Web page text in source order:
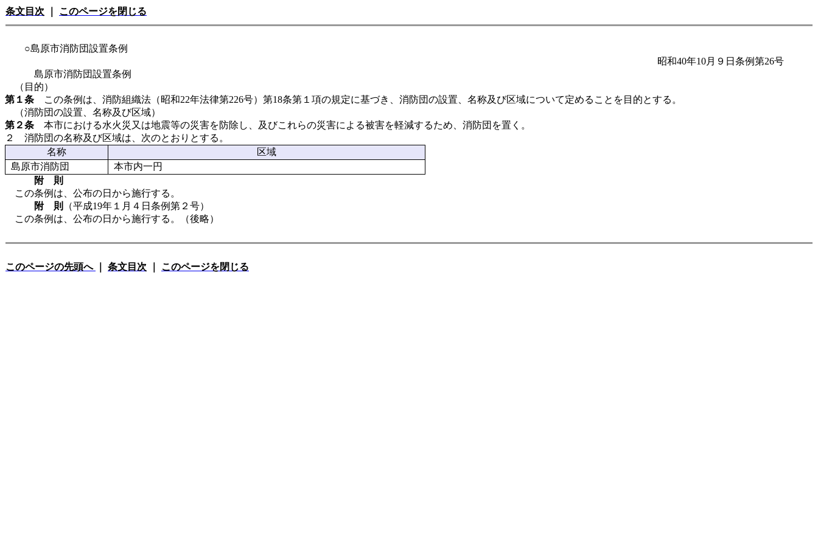
条文目次 このページを閉じる
○島原市消防団設置条例
昭和40年10月９日条例第26号
島原市消防団設置条例
（目的）
第１条 この条例は、消防組織法（昭和22年法律第226号）第18条第１項の規定に基づき、消防団の設置、名称及び区域について定めることを目的とする。
（消防団の設置、名称及び区域）
第２条 本市における水火災又は地震等の災害を防除し、及びこれらの災害による被害を軽減するため、消防団を置く。
２ 消防団の名称及び区域は、次のとおりとする。
名称
区域
島原市消防団
本市内一円
附 則
この条例は、公布の日から施行する。
附 則
（平成19年１月４日条例第２号）
この条例は、公布の日から施行する。（後略）
このページの先頭へ 条文目次 このページを閉じる